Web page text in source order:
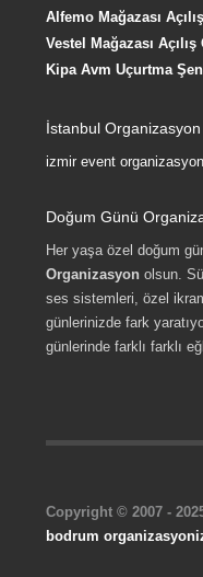
Alfemo Mağazası
Vestel Mağazası
Kipa Avm Uçurtma
İstanbul
izmir event organizasyon
Doğum Günü
Her yaşa özel doğum
Organizasyon olsun.
ses sistemleri, özel
günlerinizde fark
günlerinde farklı farklı
Copyright © 2007 -
bodrum organizasyon